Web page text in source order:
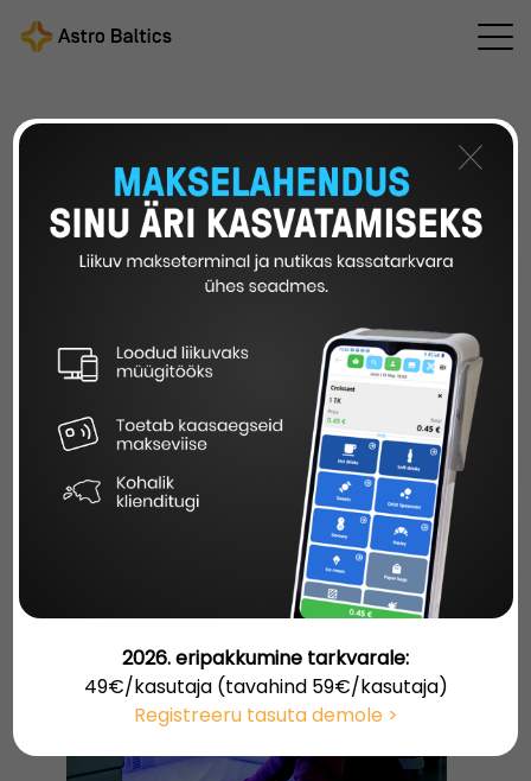
MAJUTUSTARKVARA
Tänapäevasest hotellist leiate palju erinevaid IT-
Majutusmoodul ehk hotellitarkvara sisaldab
laialdast funktsionaalsust, mis teeb teie ettevõtte
halduse lihtsaks ja mugavaks. Broneeringud,
läbipääsusüsteemid ja iseteeninduslahendused –
kõik terviklikult ühes kohas.
Majutustarkvara suurendab kogu teie asutuse töö
efektiivsust, samal ajal hoiate kokku tööjõukuludelt.
2026. eripakkumine tarkvarale:
49€/kasutaja (tavahind 59€/kasutaja)
Registreeru tasuta demole >
×